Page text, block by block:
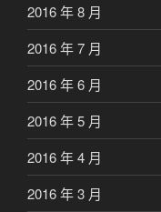
2016 年 8 月
2016 年 7 月
2016 年 6 月
2016 年 5 月
2016 年 4 月
2016 年 3 月